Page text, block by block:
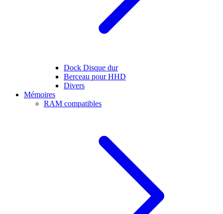
Dock Disque dur
Berceau pour HHD
Divers
Mémoires
RAM compatibles